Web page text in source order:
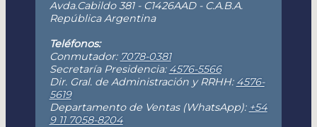
Avda.Cabildo 381 - C1426AAD - C.A.B.A.
República Argentina
Teléfonos:
Conmutador: 7078-0381
Secretaría Presidencia: 4576-5566
Dir. Gral. de Administración y RRHH: 4576-
5619
Departamento de Ventas (WhatsApp): +54
9 11 7058-8204